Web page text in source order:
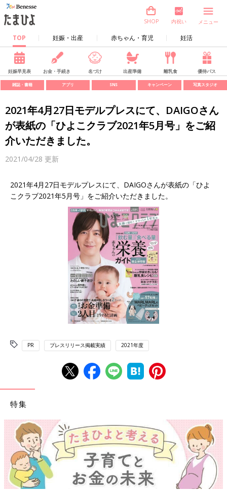
TOP 妊娠・出産 赤ちゃん・育児 妊活
SHOP 内祝い メニュー
妊娠早見表 お金・手続き 名づけ 出産準備 離乳食 優待パス
雑誌・書籍 アプリ SNS キャンペーン 写真スタジオ
2021年4月27日モデルプレスにて、DAIGOさん
が表紙の「ひよこクラブ2021年5月号」をご紹
介いただきました。
2021/04/28 更新
2021年4月27日モデルプレスにて、DAIGOさんが表紙の「ひよ
こクラブ2021年5月号」をご紹介いただきました。
PR プレスリリース掲載実績 2021年度
特集